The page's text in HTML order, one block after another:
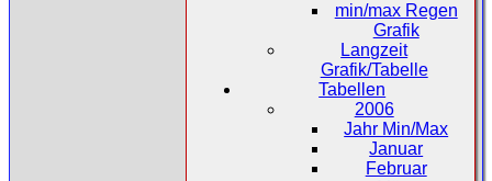
min/max Regen
Grafik
Langzeit
Grafik/Tabelle
Tabellen
2006
Jahr Min/Max
Januar
Februar